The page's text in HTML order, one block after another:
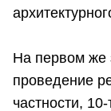
На первом же
проведение
частности,